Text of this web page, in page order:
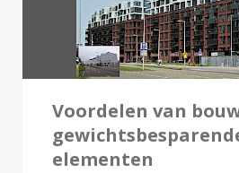
Voordelen van
elementen